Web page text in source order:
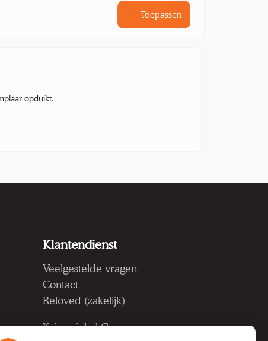
Toepassen
opduikt.
Klantendienst
Veelgestelde vragen
Contact
Reloved (zakelijk)
Kringwinkel Groep vzw